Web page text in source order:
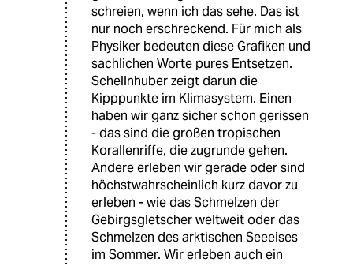
schreien, wenn ich das sehe. Das ist
nur noch erschreckend. Für mich als
Physiker bedeuten diese Grafiken und
sachlichen Worte pures Entsetzen.
Schellnhuber zeigt darun die
Kipppunkte im Klimasystem. Einen
haben wir ganz sicher schon gerissen
- das sind die großen tropischen
Korallenriffe, die zugrunde gehen.
Andere erleben wir gerade oder sind
höchstwahrscheinlich kurz davor zu
erleben - wie das Schmelzen der
Gebirgsgletscher weltweit oder das
Schmelzen des arktischen Seeeises
im Sommer. Wir erleben auch ein